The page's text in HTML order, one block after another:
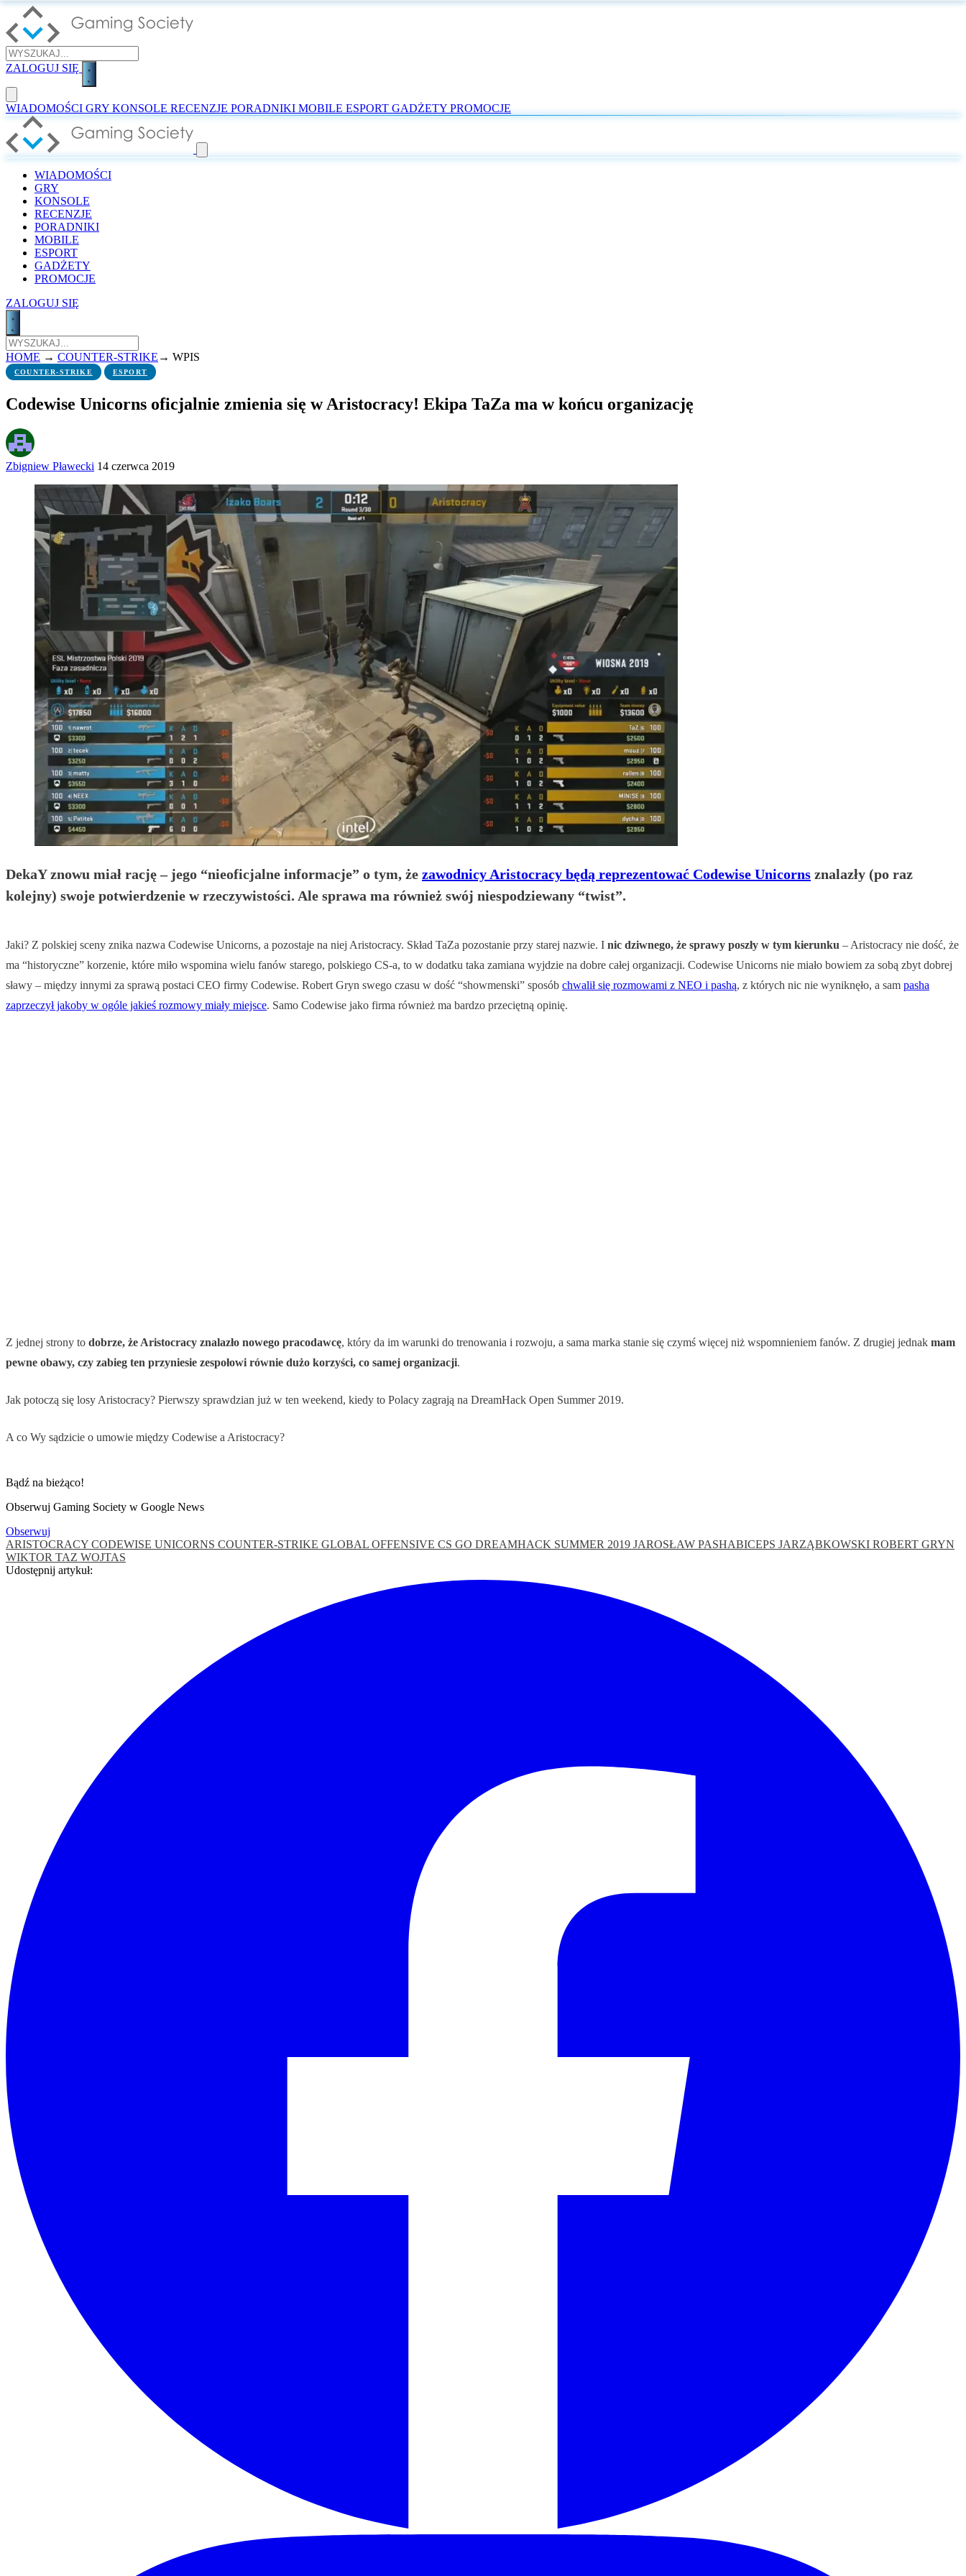
ZALOGUJ SIĘ
WIADOMOŚCI GRY KONSOLE RECENZJE PORADNIKI MOBILE ESPORT GADŻETY PROMOCJE
WIADOMOŚCI
GRY
KONSOLE
RECENZJE
PORADNIKI
MOBILE
ESPORT
GADŻETY
PROMOCJE
ZALOGUJ SIĘ
HOME → COUNTER-STRIKE → WPIS
COUNTER-STRIKE ESPORT
Codewise Unicorns oficjalnie zmienia się w Aristocracy! Ekipa TaZa ma w końcu organizację
Zbigniew Pławecki 14 czerwca 2019
DekaY znowu miał rację – jego “nieoficjalne informacje” o tym, że zawodnicy Aristocracy będą reprezentować Codewise Unicorns znalazły (po raz
kolejny) swoje potwierdzenie w rzeczywistości. Ale sprawa ma również swój niespodziewany “twist”.
Jaki? Z polskiej sceny znika nazwa Codewise Unicorns, a pozostaje na niej Aristocracy. Skład TaZa pozostanie przy starej nazwie. I nic dziwnego, że sprawy poszły w tym kierunku – Aristocracy nie dość, że
ma “historyczne” korzenie, które miło wspomina wielu fanów starego, polskiego CS-a, to w dodatku taka zamiana wyjdzie na dobre całej organizacji. Codewise Unicorns nie miało bowiem za sobą zbyt dobrej
sławy – między innymi za sprawą postaci CEO firmy Codewise. Robert Gryn swego czasu w dość “showmenski” sposób chwalił się rozmowami z NEO i pashą, z których nic nie wyniknęło, a sam pasha
zaprzeczył jakoby w ogóle jakieś rozmowy miały miejsce. Samo Codewise jako firma również ma bardzo przeciętną opinię.
Z jednej strony to dobrze, że Aristocracy znalazło nowego pracodawcę, który da im warunki do trenowania i rozwoju, a sama marka stanie się czymś więcej niż wspomnieniem fanów. Z drugiej jednak mam
pewne obawy, czy zabieg ten przyniesie zespołowi równie dużo korzyści, co samej organizacji.
Jak potoczą się losy Aristocracy? Pierwszy sprawdzian już w ten weekend, kiedy to Polacy zagrają na DreamHack Open Summer 2019.
A co Wy sądzicie o umowie między Codewise a Aristocracy?
Bądź na bieżąco!
Obserwuj Gaming Society w Google News
Obserwuj
ARISTOCRACY CODEWISE UNICORNS COUNTER-STRIKE GLOBAL OFFENSIVE CS GO DREAMHACK SUMMER 2019 JAROSŁAW PASHABICEPS JARZĄBKOWSKI ROBERT GRYN
WIKTOR TAZ WOJTAS
Udostępnij artykuł: